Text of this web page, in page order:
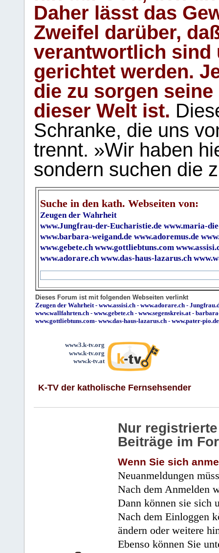
Daher lässt das
Zweifel darüber,
verantwortlich sind
gerichtet werden.
die zu sorgen
dieser Welt ist.
Schranke, die uns
trennt. »Wir haben
sondern suchen die
Suche in den kath. Webseiten von:
Zeugen der Wahrheit
www.Jungfrau-der-Eucharistie.de www.maria-
www.barbara-weigand.de www.adoremus.de
www.gebete.ch www.gottliebtuns.com
www.adorare.ch www.das-haus-lazarus.ch
Dieses Forum ist mit folgenden Webseiten verlinkt
Zeugen der Wahrheit- www.assisi.ch - www.adorare.ch -
www.wallfahrten.ch - www.gebete.ch - www.segenskreis.at-
www.gottliebtuns.com- www.das-haus-lazarus.ch - www.pater-pio.de
www3.k-tv.org
www.k-tv.org
www.k-tv.at
K-TV der katholische Fernsehsender
Nur
Beiträge im
Wenn Sie sich
Neuanmeldungen
Nach dem Anmelden
Dann können sie sich
Nach dem Einloggen
ändern oder weitere
Ebenso können Sie